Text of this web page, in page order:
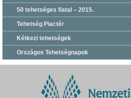
50 tehetséges fiatal – 2015.
Tehetség Piactér
Kétkezi tehetségek
Országos Tehetségnapok